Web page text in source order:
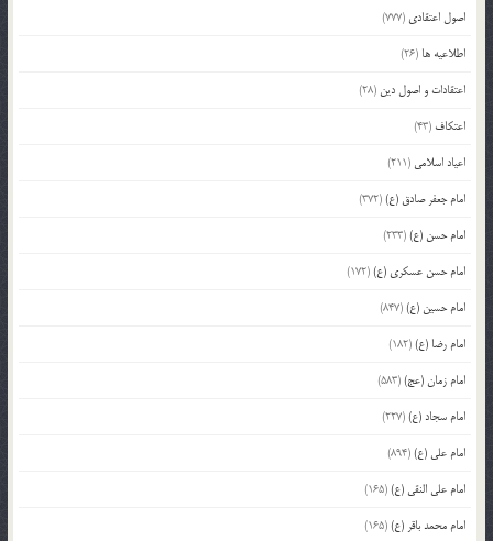
اصول اعتقادی (777)
اطلاعیه ها (26)
اعتقادات و اصول دین (28)
اعتکاف (43)
اعیاد اسلامی (211)
امام جعفر صادق (ع)(372)
امام حسن (ع)(233)
امام حسن عسکری (ع)(172)
امام حسین (ع)(847)
امام رضا (ع)(182)
امام زمان (عج)(583)
امام سجاد (ع)(227)
امام علی (ع)(894)
امام علی النقی (ع)(165)
امام محمد باقر (ع)(165)